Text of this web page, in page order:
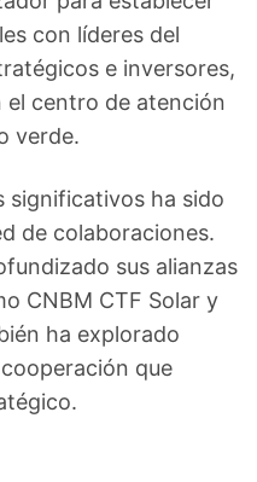
con líderes del
e inversores,
el centro de atención
verde.
significativos ha sido
de colaboraciones.
sus alianzas
CNBM CTF Solar y
ha explorado
que